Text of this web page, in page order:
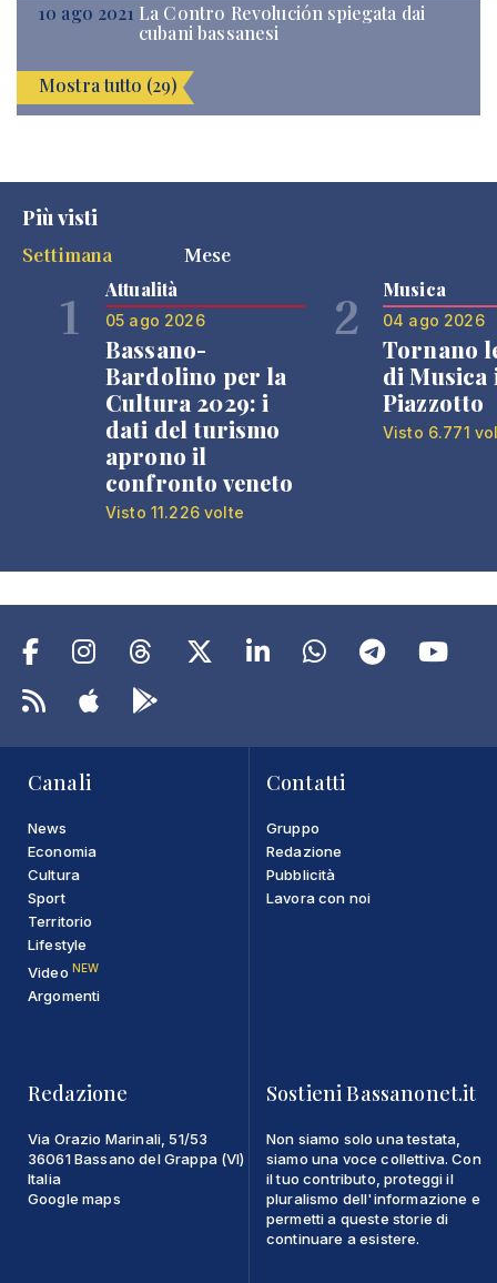
10 ago 2021 La Contro Revolución spiegata dai
cubani bassanesi
Mostra tutto (29)
Più visti
Settimana
Mese
1 Attualità
05 ago 2026
Bassano-
Bardolino per la
Cultura 2029: i
dati del turismo
aprono il
confronto veneto
Visto 11.226 volte
2 Musica
04 ago 2026
Tornano
di Musica
Piazzotto
Visto 6.771
Canali
News
Economia
Cultura
Sport
Territorio
Lifestyle
Video NEW
Argomenti
Contatti
Gruppo
Redazione
Pubblicità
Lavora con noi
Redazione
Via Orazio Marinali, 51/53
36061 Bassano del Grappa (VI)
Italia
Google maps
Sostieni Bassanonet.it
Non siamo solo una testata,
siamo una voce collettiva. Con
il tuo contributo, proteggi il
pluralismo dell'informazione e
permetti a queste storie di
continuare a esistere.